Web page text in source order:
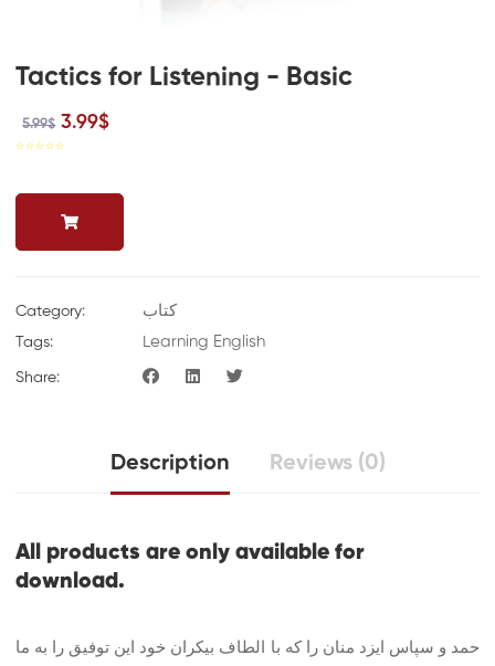
Tactics for Listening - Basic
5.99$ 3.99$
☆
☆
☆
☆
☆
Category: کتاب
Tags: Learning English
Share:
Description Reviews (0)
All products are only available for
download.
حمد و سپاس ایزد منان را که با الطاف بیکران خود این توفیق را به ما